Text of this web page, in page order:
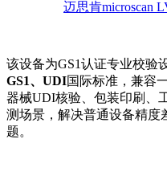
迈思肯microscan
该设备为GS1认证专业校验
GS1、UDI国际标准，兼容
器械UDI核验、包装印刷、
测场景，解决普通设备精度
题。